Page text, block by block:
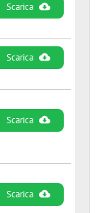
Scarica
Scarica
Scarica
Scarica